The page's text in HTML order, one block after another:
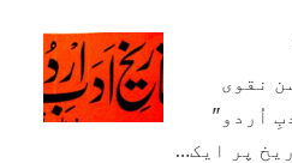
نقوی
اُردو"
پر ایک…